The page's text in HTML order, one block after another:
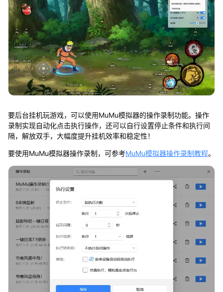
要后台挂机玩游戏，可以使用MuMu模拟器的操作录制功能。操作
录制实现自动化点击执行操作，还可以自行设置停止条件和执行间
隔，解放双手，大幅度提升挂机效率和稳定性！
要使用MuMu模拟器操作录制，可参考MuMu模拟器操作录制教程。